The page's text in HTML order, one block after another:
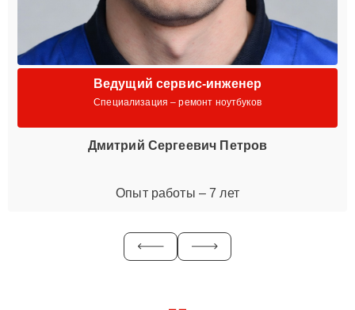
Ведущий сервис-инженер
Специализация – ремонт ноутбуков
Дмитрий Сергеевич Петров
Опыт работы – 7 лет